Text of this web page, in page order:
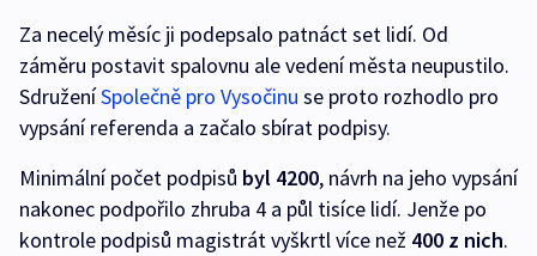
Za necelý měsíc ji podepsalo patnáct set lidí. Od
záměru postavit spalovnu ale vedení města neupustilo.
SdruženíSpolečně pro Vysočinu se proto rozhodlo pro
vypsání referenda a začalo sbírat podpisy.
Minimální počet podpisů byl 4200, návrh na jeho vypsání
nakonec podpořilo zhruba 4 a půl tisíce lidí. Jenže po
kontrole podpisů magistrát vyškrtl více než 400 z nich.